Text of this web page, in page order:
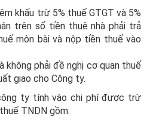
khấu trừ 5% thuế GTGT và 5%
trên số tiền thuê nhà phải trả
môn bài và nộp tiền thuế vào
không phải đề nghị cơ quan thuế
giao cho Công ty.
ty tính vào chi phí được trừ
TNDN gồm: